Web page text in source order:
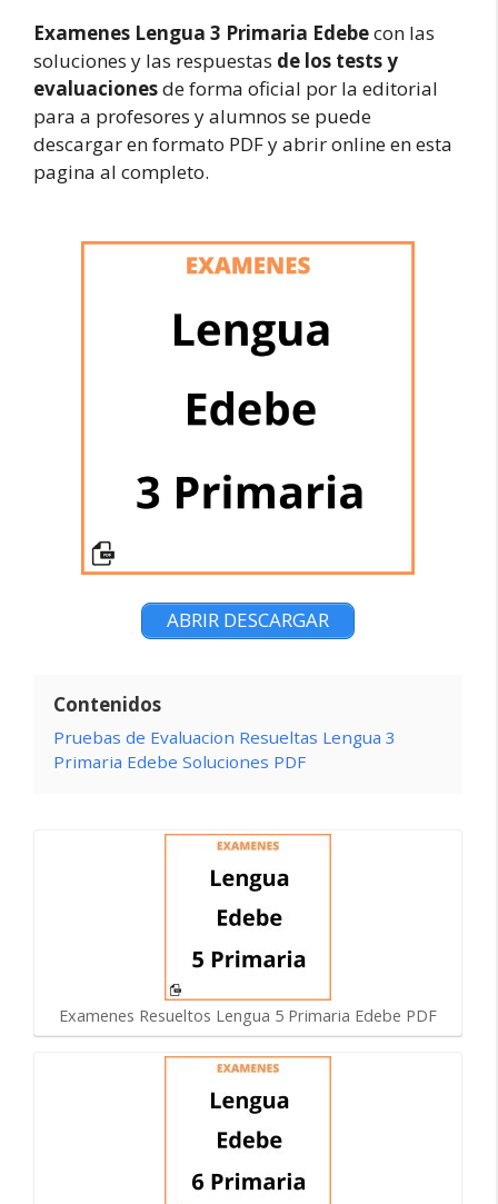
Examenes Lengua 3 Primaria Edebecon las
soluciones y las respuestas de los tests y
evaluacionesde forma oficial por la editorial
para a profesores y alumnos se puede
descargar en formato PDF y abrir online en esta
pagina al completo.
ABRIR DESCARGAR
Contenidos
Pruebas de Evaluacion Resueltas Lengua 3
Primaria Edebe Soluciones PDF
Examenes Resueltos Lengua 5 Primaria Edebe PDF